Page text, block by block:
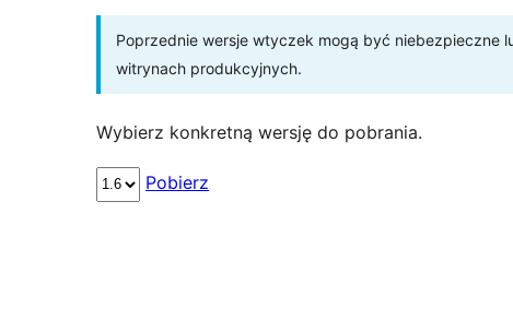
Poprzednie wersje wtyczek mogą być niebezpieczne
witrynach produkcyjnych.
Wybierz konkretną wersję do pobrania.
Pobierz